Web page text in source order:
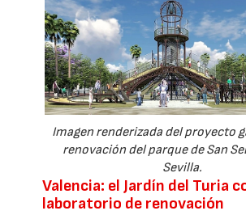
Imagen renderizada del proyecto
renovación del parque de San
Sevilla.
Valencia: el Jardín del Turia
laboratorio de renovación